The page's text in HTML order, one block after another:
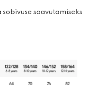
saavutamiseks